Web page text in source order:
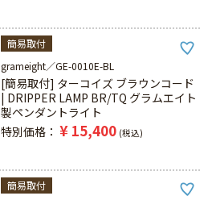
簡易取付
grameight
GE-0010E-BL
[簡易取付] ターコイズ ブラウンコード
| DRIPPER LAMP BR/TQ グラムエイト
製ペンダントライト
特別価格
¥ 15,400 税込
簡易取付